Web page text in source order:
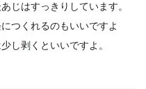
じはすっきりしています。
つくれるのもいいですよ
し剥くといいですよ。